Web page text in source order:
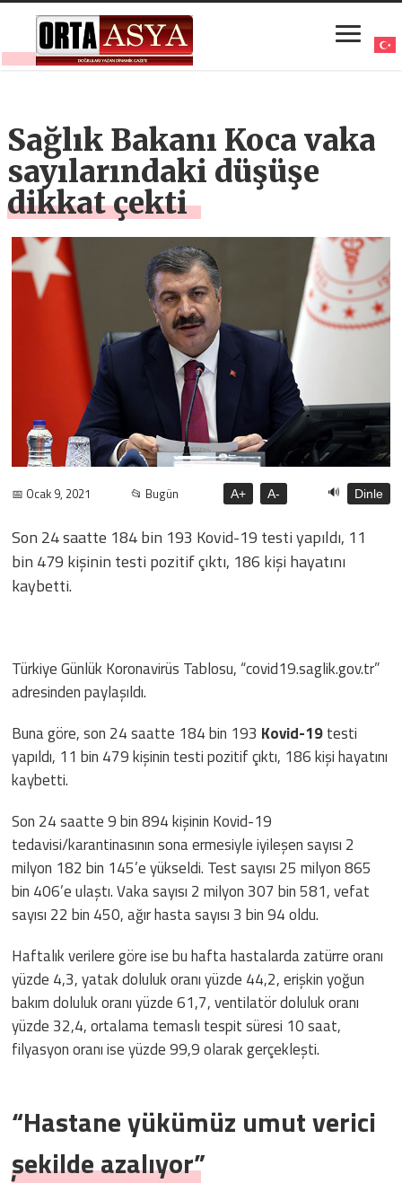
Sağlık Bakanı Koca vaka
sayılarındaki düşüşe
dikkat çekti
📅 Ocak 9, 2021 📂 Bugün A+ A- 🔊 Dinle
Son 24 saatte 184 bin 193 Kovid-19 testi yapıldı, 11
bin 479 kişinin testi pozitif çıktı, 186 kişi hayatını
kaybetti.
Türkiye Günlük Koronavirüs Tablosu, “covid19.saglik.gov.tr”
adresinden paylaşıldı.
Buna göre, son 24 saatte 184 bin 193 Kovid-19testi
yapıldı, 11 bin 479 kişinin testi pozitif çıktı, 186 kişi hayatını
kaybetti.
Son 24 saatte 9 bin 894 kişinin Kovid-19
tedavisi/karantinasının sona ermesiyle iyileşen sayısı 2
milyon 182 bin 145’e yükseldi. Test sayısı 25 milyon 865
bin 406’e ulaştı. Vaka sayısı 2 milyon 307 bin 581, vefat
sayısı 22 bin 450, ağır hasta sayısı 3 bin 94 oldu.
Haftalık verilere göre ise bu hafta hastalarda zatürre oranı
yüzde 4,3, yatak doluluk oranı yüzde 44,2, erişkin yoğun
bakım doluluk oranı yüzde 61,7, ventilatör doluluk oranı
yüzde 32,4, ortalama temaslı tespit süresi 10 saat,
filyasyon oranı ise yüzde 99,9 olarak gerçekleşti.
“Hastane yükümüz umut verici
şekilde azalıyor”